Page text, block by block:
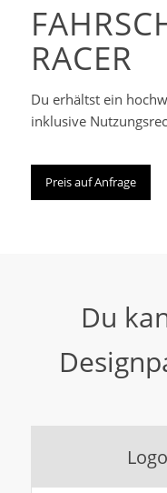
RACER
Du erhältst ein
inklusive
Preis auf Anfrage
Du